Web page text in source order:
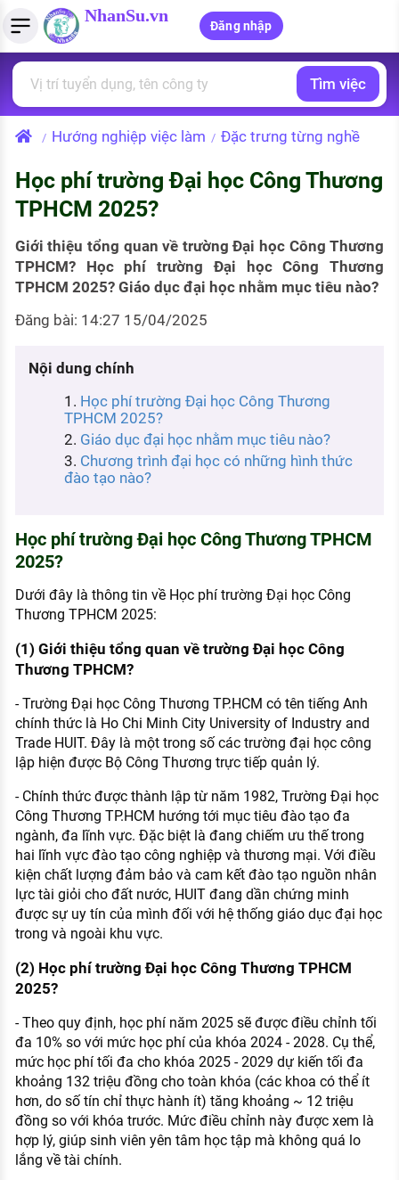
NhanSu.vn
Đăng nhập
Tìm việc làm
Việc làm ngành luật
Việc làm lương cao
CÔNG TY
Danh sách nhà tuyển dụng
Nhà tuyển dụng hàng đầu
Quản lý CV
Tải CV lên
Tạo CV trực tuyến
Mẫu CV đơn giản
Mẫu CV hiện đại
Tính lương Gross - Net
Tính thuế thu nhập cá nhân
Tính trợ cấp thất nghiệp
PHÁP LUẬT VIỆT NAM
Văn bản pháp luật
PHÁP LUẬT LAO ĐỘNG
Lao động và tiền lương
Bảo hiểm và phúc lợi
Chính sách lao động
KHÁM PHÁ NGHỀ NGHIỆP
Tử vi nghề nghiệp
Kỹ năng nghề nghiệp
Đặc trưng từng nghề
XÂY DỰNG VÀ PHÁT TRIỂN ĐỘI NGŨ
TUYỂN DỤNG VIỆC LÀM
Tìm việc
/ Hướng nghiệp việc làm / Đặc trưng từng nghề
Học phí trường Đại học Công Thương
TPHCM 2025?
Giới thiệu tổng quan về trường Đại học Công Thương
TPHCM? Học phí trường Đại học Công Thương
TPHCM 2025? Giáo dục đại học nhằm mục tiêu nào?
Đăng bài: 14:27 15/04/2025
Nội dung chính
Học phí trường Đại học Công Thương
TPHCM 2025?
Giáo dục đại học nhằm mục tiêu nào?
Chương trình đại học có những hình thức
đào tạo nào?
Học phí trường Đại học Công Thương TPHCM
2025?
Dưới đây là thông tin về Học phí trường Đại học Công
Thương TPHCM 2025:
(1) Giới thiệu tổng quan về trường Đại học Công
Thương TPHCM?
- Trường Đại học Công Thương TP.HCM có tên tiếng Anh
chính thức là Ho Chi Minh City University of Industry and
Trade HUIT. Đây là một trong số các trường đại học công
lập hiện được Bộ Công Thương trực tiếp quản lý.
- Chính thức được thành lập từ năm 1982, Trường Đại học
Công Thương TP.HCM hướng tới mục tiêu đào tạo đa
ngành, đa lĩnh vực. Đặc biệt là đang chiếm ưu thế trong
hai lĩnh vực đào tạo công nghiệp và thương mại. Với điều
kiện chất lượng đảm bảo và cam kết đào tạo nguồn nhân
lực tài giỏi cho đất nước, HUIT đang dần chứng minh
được sự uy tín của mình đối với hệ thống giáo dục đại học
trong và ngoài khu vực.
(2) Học phí trường Đại học Công Thương TPHCM
2025?
- Theo quy định, học phí năm 2025 sẽ được điều chỉnh tối
đa 10% so với mức học phí của khóa 2024 - 2028. Cụ thể,
mức học phí tối đa cho khóa 2025 - 2029 dự kiến tối đa
khoảng 132 triệu đồng cho toàn khóa (các khoa có thể ít
hơn, do số tín chỉ thực hành ít) tăng khoảng ~ 12 triệu
đồng so với khóa trước. Mức điều chỉnh này được xem là
hợp lý, giúp sinh viên yên tâm học tập mà không quá lo
lắng về tài chính.